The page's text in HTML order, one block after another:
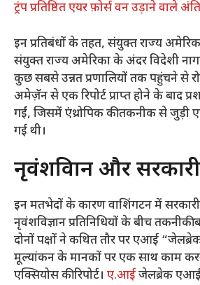
ट्रंप प्रतिष्ठित एयर फ़ोर्स वन उड़ाने वाले
इन प्रतिबंधों के तहत, संयुक्त राज्य
संयुक्त राज्य अमेरिका के अंदर विदेशी
कुछ सबसे उन्नत प्रणालियों तक पहुंचने से
अमेज़ॅन से एक रिपोर्ट प्राप्त होने के बाद
गईं, जिसमें एंथ्रोपिक की तकनीक से जुड़ी
गई थी।
नृवंशविज्ञान और
इन मतभेदों के कारण वाशिंगटन में
नृवंशविज्ञान प्रतिनिधियों के बीच
दोनों पक्षों ने कथित तौर पर एआई
मूल्यांकन के मानकों पर एक साथ काम
एक्सियोस की रिपोर्ट। ए.आईजेलब्रेक एआई